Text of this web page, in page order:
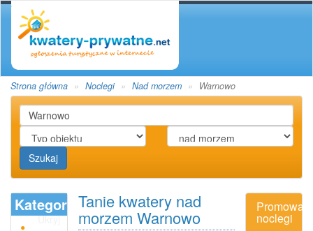
Strona główna Noclegi Nad morzem Warnowo
Szukaj
Kategoria
Ukryj
Tanie kwatery nad
morzem Warnowo noclegi